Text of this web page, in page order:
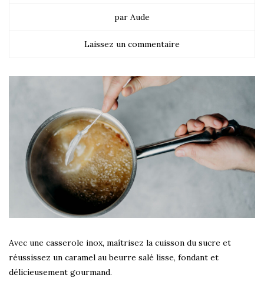
par Aude
Laissez un commentaire
Avec une casserole inox, maîtrisez la cuisson du sucre et
réussissez un caramel au beurre salé lisse, fondant et
délicieusement gourmand.